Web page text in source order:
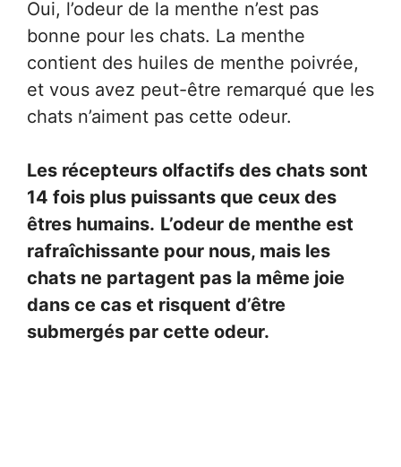
Oui, l’odeur de la menthe n’est pas
bonne pour les chats. La menthe
contient des huiles de menthe poivrée,
et vous avez peut-être remarqué que les
chats n’aiment pas cette odeur.
Les récepteurs olfactifs des chats sont
14 fois plus puissants que ceux des
êtres humains. L’odeur de menthe est
rafraîchissante pour nous, mais les
chats ne partagent pas la même joie
dans ce cas et risquent d’être
submergés par cette odeur.